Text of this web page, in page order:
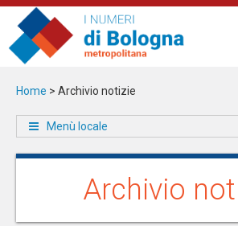
Salta
contenuto
principale
Home > Archivio notizie
Menù locale
Archivio